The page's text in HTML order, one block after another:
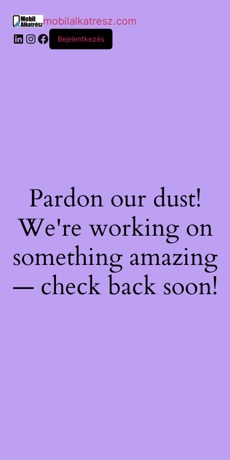
mobilalkatresz.com
Bejelentkezés
Pardon our dust!
We're working on
something amazing
— check back soon!